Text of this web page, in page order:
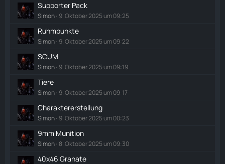
Supporter Pack
Simon 9. Oktober 2025 um 09:25
Ruhmpunkte
Simon 9. Oktober 2025 um 09:22
SCUM
Simon 9. Oktober 2025 um 09:19
Tiere
Simon 9. Oktober 2025 um 09:17
Charaktererstellung
Simon 9. Oktober 2025 um 00:23
9mm Munition
Simon 8. Oktober 2025 um 09:30
40x46 Granate